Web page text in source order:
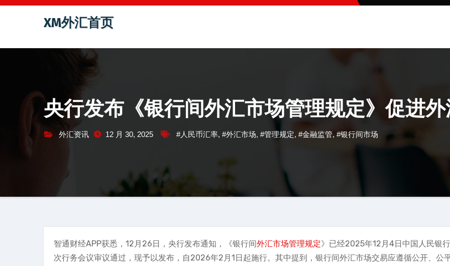
跳
容
XM外汇首页
央行发布《银行间外汇市场管理规定》促进
外汇资讯 12 月 30, 2025 #人民币汇率, #外汇市场, #管理规定, #金融监管, #银行间市场
智通财经APP获悉，12月26日，央行发布通知，《银行间外汇市场管理规定》已经2025年12月4日中国人民银
次行务会议审议通过，现予以发布，自2026年2月1日起施行。其中提到，银行间外汇市场交易应遵循公开、公